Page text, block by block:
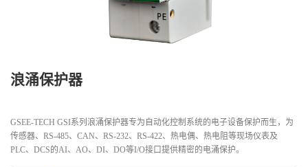
浪涌保护器
GSEE-TECH GSI系列浪涌保护器专为自动化控制系统的电子设备保护而生，为
传感器、RS-485、CAN、RS-232、RS-422、热电偶、热电阻等现场仪表及
PLC、DCS的AI、AO、DI、DO等I/O接口提供精密的电涌保护。